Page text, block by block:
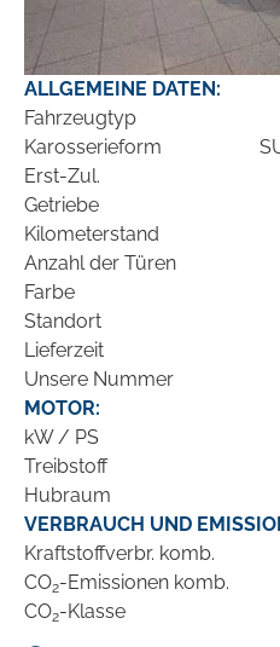
ALLGEMEINE DATEN:
Fahrzeugtyp
Karosserieform
Erst-Zul.
Getriebe
Kilometerstand
Anzahl der Türen
Farbe
Standort
Lieferzeit
Unsere Nummer
MOTOR:
kW / PS
Treibstoff
Hubraum
VERBRAUCH UND
Kraftstoffverbr. komb.
CO2-Emissionen komb.
CO2-Klasse